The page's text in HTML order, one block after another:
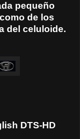
pequeño
de los
del celuloide.
DTS-HD